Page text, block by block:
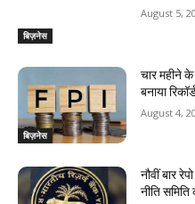
बिज़नेस
August 5,
बिज़नेस
चार महीने
बनाया
August 4,
नौवीं बार
नीति